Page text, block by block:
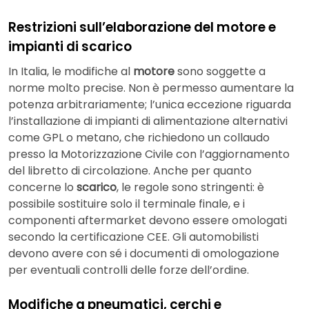
Restrizioni sull’elaborazione del motore e
impianti di scarico
In Italia, le modifiche al motoresono soggette a
norme molto precise. Non è permesso aumentare la
potenza arbitrariamente; l’unica eccezione riguarda
l’installazione di impianti di alimentazione alternativi
come GPL o metano, che richiedono un collaudo
presso la Motorizzazione Civile con l’aggiornamento
del libretto di circolazione. Anche per quanto
concerne lo scarico, le regole sono stringenti: è
possibile sostituire solo il terminale finale, e i
componenti aftermarket devono essere omologati
secondo la certificazione CEE. Gli automobilisti
devono avere con sé i documenti di omologazione
per eventuali controlli delle forze dell’ordine.
Modifiche a pneumatici, cerchi e